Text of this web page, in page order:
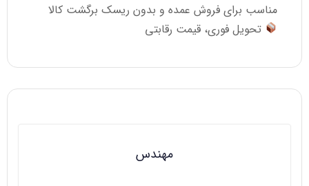
مناسب برای فروش عمده و بدون ریسک برگشت کالا
تحویل فوری، قیمت رقابتی
مهندس